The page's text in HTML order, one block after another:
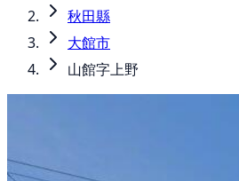
秋田縣
大館市
山館字上野